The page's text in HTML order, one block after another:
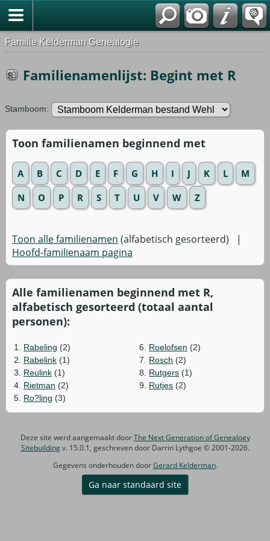
Familie Kelderman Genealogie
Familienamenlijst: Begint met R
Stamboom:
Toon familienamen beginnend met
A B C D E F G H I J K L
M
N
O P R S T U V W Z
Toon alle familienamen (alfabetisch gesorteerd) |
Hoofd-familienaam pagina
Alle familienamen beginnend met R,
alfabetisch gesorteerd (totaal aantal
personen):
1. Rabeling (2)
2. Rabelink (1)
3. Reulink (1)
4. Rietman (2)
5. Ro?ling (3)
6. Roelofsen (2)
7. Rosch (2)
8. Rutgers (1)
9. Rutjes (2)
Deze site werd aangemaakt doorThe Next Generation of Genealogy
Sitebuildingv. 15.0.1, geschreven door Darrin Lythgoe © 2001-2026.
Gegevens onderhouden doorGerard Kelderman.
Ga naar standaard site